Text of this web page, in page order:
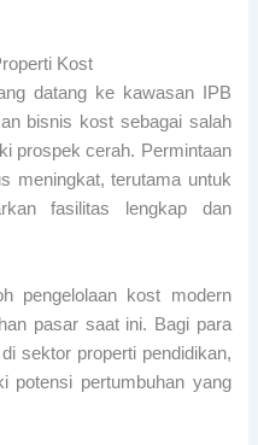
Kost
datang ke kawasan IPB
bisnis kost sebagai salah
prospek cerah. Permintaan
meningkat, terutama untuk
fasilitas lengkap dan
pengelolaan kost modern
pasar saat ini. Bagi para
sektor properti pendidikan,
potensi pertumbuhan yang